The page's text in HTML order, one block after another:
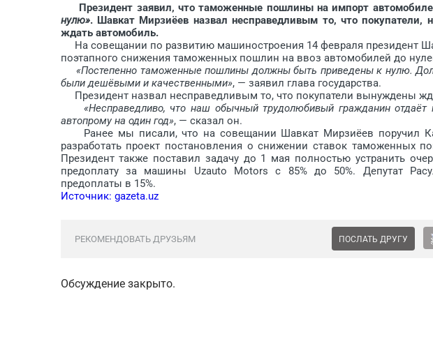
Президент заявил, что таможенные пошлины на импорт
нулю». Шавкат Мирзиёев назвал несправедливым то, что покупатели,
ждать автомобиль.
На совещании по развитию машиностроения 14 февраля президент
поэтапного снижения таможенных пошлин на ввоз автомобилей до
«Постепенно таможенные пошлины должны быть приведены к нулю.
были дешёвыми и качественными», — заявил глава государства.
Президент назвал несправедливым то, что покупатели вынуждены
«Несправедливо, что наш обычный трудолюбивый гражданин отдаёт
автопрому на один год», — сказал он.
Ранее мы писали, что на совещании Шавкат Мирзиёев поручил
разработать проект постановления о снижении ставок таможенных
Президент также поставил задачу до 1 мая полностью устранить
предоплату за машины Uzauto Motors с 85% до 50%. Депутат
предоплаты в 15%.
Источник: gazeta.uz
РЕКОМЕНДОВАТЬ ДРУЗЬЯМ ПОСЛАТЬ ДРУГУ
Обсуждение закрыто.